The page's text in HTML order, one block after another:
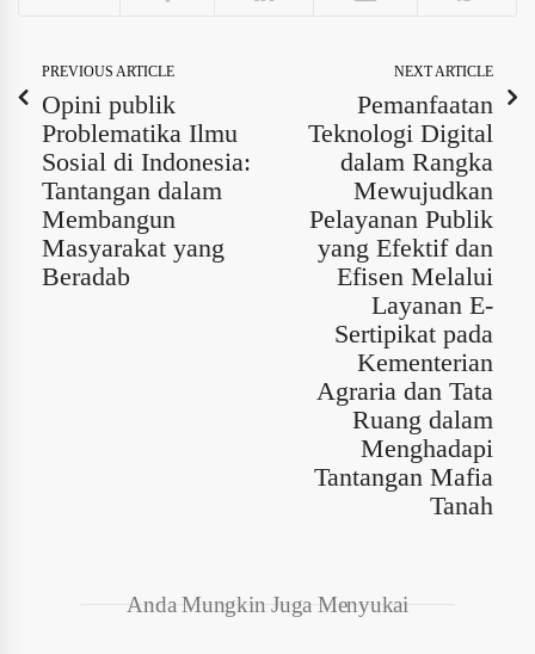
PREVIOUS ARTICLE
Opini publik
Problematika Ilmu
Sosial di Indonesia:
Tantangan dalam
Membangun
Masyarakat yang
Beradab
NEXT ARTICLE
Pemanfaatan
Teknologi Digital
dalam Rangka
Mewujudkan
Pelayanan Publik
yang Efektif dan
Efisen Melalui
Layanan E-
Sertipikat pada
Kementerian
Agraria dan Tata
Ruang dalam
Menghadapi
Tantangan Mafia
Tanah
Anda Mungkin Juga Menyukai